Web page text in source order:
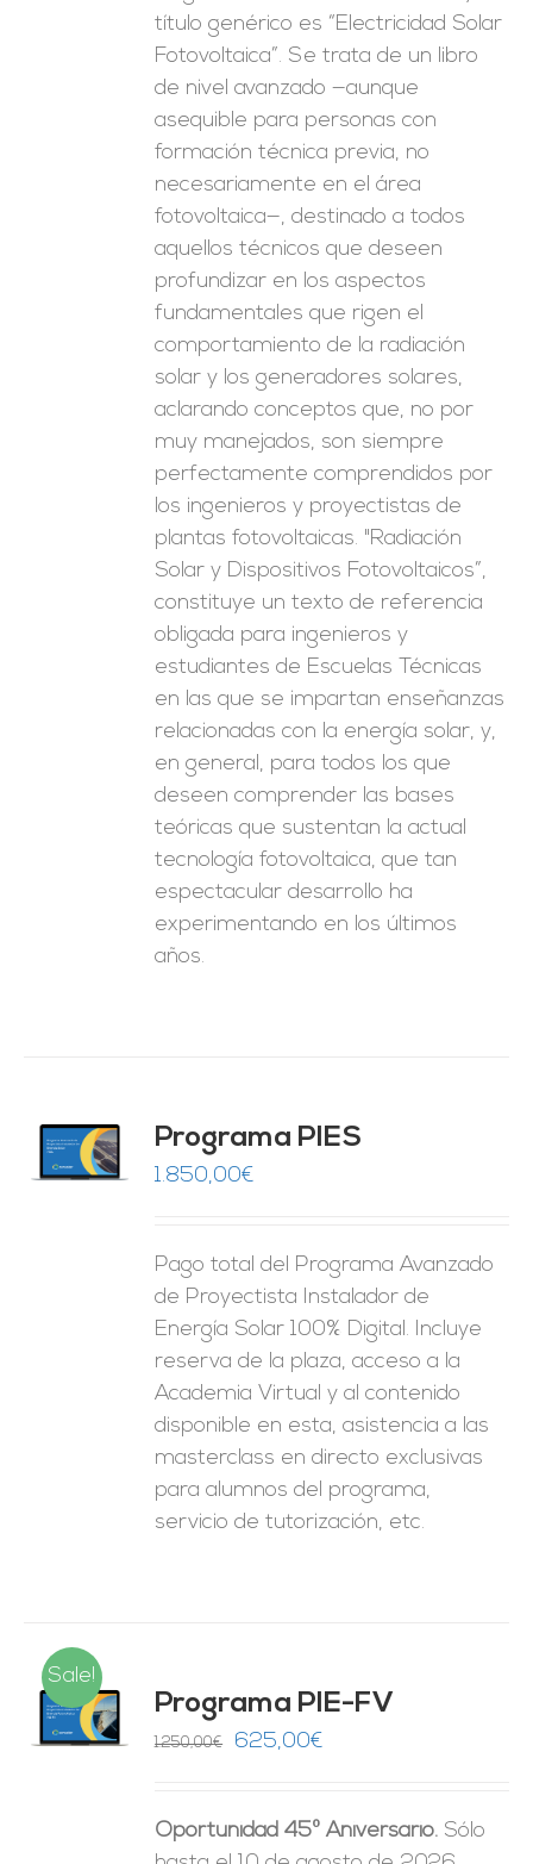
título genérico es “Electricidad Solar
Fotovoltaica”. Se trata de un libro
de nivel avanzado —aunque
asequible para personas con
formación técnica previa, no
necesariamente en el área
fotovoltaica—, destinado a todos
aquellos técnicos que deseen
profundizar en los aspectos
fundamentales que rigen el
comportamiento de la radiación
solar y los generadores solares,
aclarando conceptos que, no por
muy manejados, son siempre
perfectamente comprendidos por
los ingenieros y proyectistas de
plantas fotovoltaicas. "Radiación
Solar y Dispositivos Fotovoltaicos”,
constituye un texto de referencia
obligada para ingenieros y
estudiantes de Escuelas Técnicas
en las que se impartan enseñanzas
relacionadas con la energía solar, y,
en general, para todos los que
deseen comprender las bases
teóricas que sustentan la actual
tecnología fotovoltaica, que tan
espectacular desarrollo ha
experimentando en los últimos
años.
Programa PIES
1.850,00€
Pago total del Programa Avanzado
de Proyectista Instalador de
Energía Solar 100% Digital. Incluye
reserva de la plaza, acceso a la
Academia Virtual y al contenido
disponible en esta, asistencia a las
masterclass en directo exclusivas
para alumnos del programa,
servicio de tutorización, etc.
Sale!
Programa PIE-FV
1.250,00€
El
era:
625,00€
es:
Oportunidad 45º Aniversario. Sólo